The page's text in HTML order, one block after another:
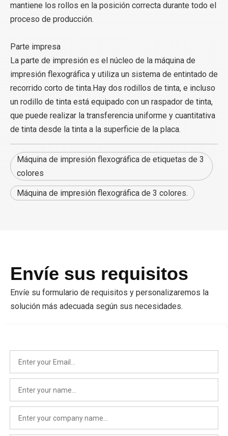
mantiene los rollos en la posición correcta durante todo el
proceso de producción.
Parte impresa
La parte de impresión es el núcleo de la máquina de
impresión flexográfica y utiliza un sistema de entintado de
recorrido corto de tinta.Hay dos rodillos de tinta, e incluso
un rodillo de tinta está equipado con un raspador de tinta,
que puede realizar la transferencia uniforme y cuantitativa
de tinta desde la tinta a la superficie de la placa.
Máquina de impresión flexográfica de etiquetas de 3
colores
Máquina de impresión flexográfica de 3 colores.
Envíe sus requisitos
Envíe su formulario de requisitos y personalizaremos la
solución más adecuada según sus necesidades.